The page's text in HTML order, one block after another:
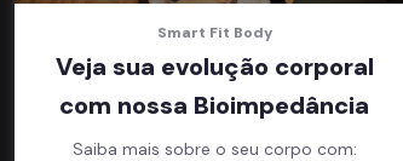
Smart Fit Body
Veja sua evolução corporal
com nossa Bioimpedância
Saiba mais sobre o seu corpo com: